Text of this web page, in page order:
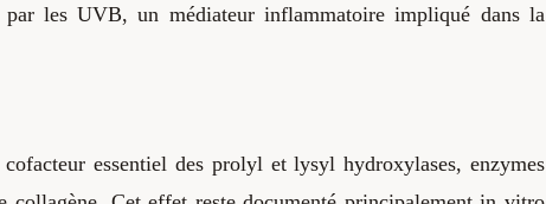
par les UVB, un médiateur inflammatoire impliqué dans la
essentiel des prolyl et lysyl hydroxylases, enzymes